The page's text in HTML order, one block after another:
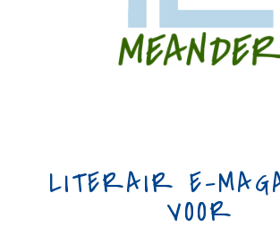
LITERAIR E-
VOOR